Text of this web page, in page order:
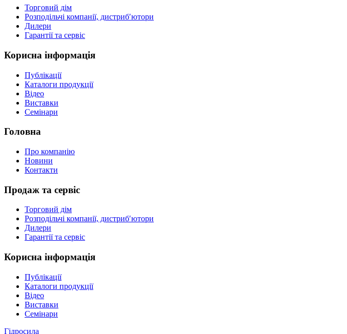
Торговий дім
Розподільчі компанії, дистриб′ютори
Дилери
Гарантії та сервіс
Корисна інформація
Публікації
Каталоги продукції
Відео
Виставки
Семінари
Головна
Про компанію
Новини
Контакти
Продаж та сервіс
Торговий дім
Розподільчі компанії, дистриб′ютори
Дилери
Гарантії та сервіс
Корисна інформація
Публікації
Каталоги продукції
Відео
Виставки
Семінари
Гідросила